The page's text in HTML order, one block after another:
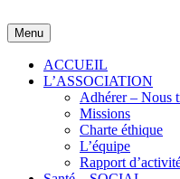
to
content
Menu
ACCUEIL
L’ASSOCIATION
Adhérer – Nous
Missions
Charte éthique
L’équipe
Rapport